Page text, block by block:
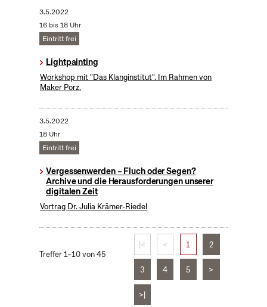
3.5.2022
16 bis 18 Uhr
Eintritt frei
Lightpainting
Workshop mit "Das Klanginstitut". Im Rahmen von
Maker Porz.
3.5.2022
18 Uhr
Eintritt frei
Vergessenwerden – Fluch oder Segen?
Archive und die Herausforderungen unserer
digitalen Zeit
Vortrag Dr. Julia Krämer-Riedel
Treffer 1–10 von 45
|< < 1 2
3 4 5 >
>|